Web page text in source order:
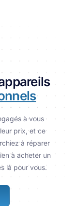
à vous
prix, et ce
à réparer
à acheter un
là pour vous.